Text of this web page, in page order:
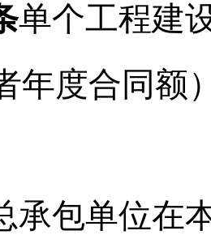
单个工程建
年度合同额
承包单位在